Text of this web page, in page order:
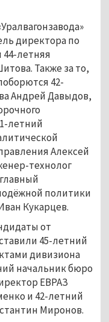
директора по
летняя
Также за то,
42-
Андрей Давыдов,
летний
Алексей
технолог
политики
Кукарцев.
от
45-летний
дивизиона
начальник бюро
ЕВРАЗ
и 42-летний
Миронов.